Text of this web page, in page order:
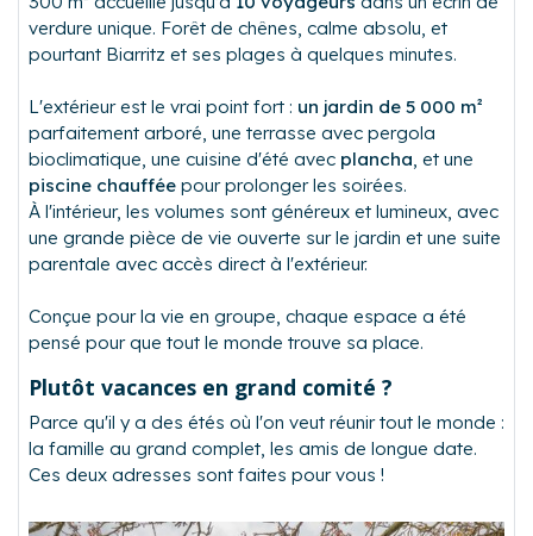
verdure unique. Forêt de chênes, calme absolu, et
pourtant Biarritz et ses plages à quelques minutes.
L'extérieur est le vrai point fort : un jardin de 5 000 m²
parfaitement arboré, une terrasse avec pergola
bioclimatique, une cuisine d'été avec plancha, et une
piscine chauffée pour prolonger les soirées.
À l'intérieur, les volumes sont généreux et lumineux, avec
une grande pièce de vie ouverte sur le jardin et une suite
parentale avec accès direct à l'extérieur.
Conçue pour la vie en groupe, chaque espace a été
pensé pour que tout le monde trouve sa place.
Plutôt vacances en grand comité ?
Parce qu'il y a des étés où l'on veut réunir tout le monde :
la famille au grand complet, les amis de longue date.
Ces deux adresses sont faites pour vous !